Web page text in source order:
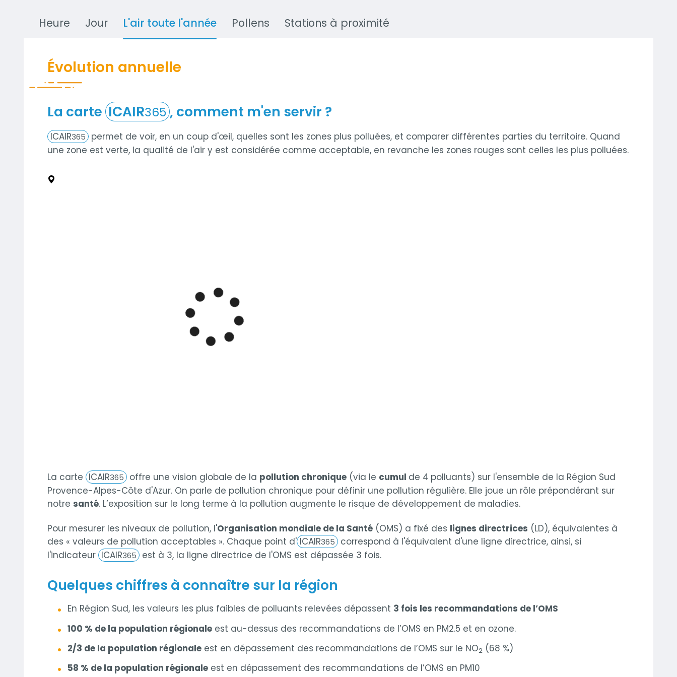
Heure Jour L'air toute l'année Pollens Stations à proximité
Évolution annuelle
Contenu
La carte ICAIR365 , comment m'en servir ?
ICAIR365
permet de voir, en un coup d'œil, quelles sont les zones plus polluées, et comparer différentes parties du territoire. Quand
une zone est verte, la qualité de l'air y est considérée comme acceptable, en revanche les zones rouges sont celles les plus polluées.
La carte ICAIR365 offre une vision globale de la pollution chronique (via le cumul de 4 polluants) sur l'ensemble de la Région Sud
Provence-Alpes-Côte d'Azur. On parle de pollution chronique pour définir une pollution régulière. Elle joue un rôle prépondérant sur
notresanté. L’exposition sur le long terme à la pollution augmente le risque de développement de maladies.
Pour mesurer les niveaux de pollution, l'Organisation mondiale de la Santé (OMS) a fixé des lignes directrices (LD), équivalentes à
des « valeurs de pollution acceptables ». Chaque point d' ICAIR365
correspond à l'équivalent d'une ligne directrice, ainsi, si
l'indicateur ICAIR365 est à 3, la ligne directrice de l'OMS est dépassée 3 fois.
Quelques chiffres à connaître sur la région
En Région Sud, les valeurs les plus faibles de polluants relevées dépassent 3 fois les recommandations de l’OMS
100 % de la population régionale est au-dessus des recommandations de l’OMS en PM2.5 et en ozone.
2/3 de la population régionale est en dépassement des recommandations de l’OMS sur le NO2 (68 %)
58 % de la population régionale est en dépassement des recommandations de l’OMS en PM10